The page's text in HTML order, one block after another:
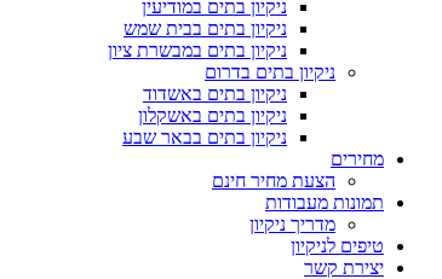
ניקיון בתים במודיעין
ניקיון בתים בבית שמש
ניקיון בתים במבשרת ציון
ניקיון בתים בדרום
ניקיון בתים באשדוד
ניקיון בתים באשקלון
ניקיון בתים בבאר שבע
מחירים
הצעת מחיר חינם
תמונות מעבודות
מדריך ניקיון
טיפים לניקיון
יצירת קשר